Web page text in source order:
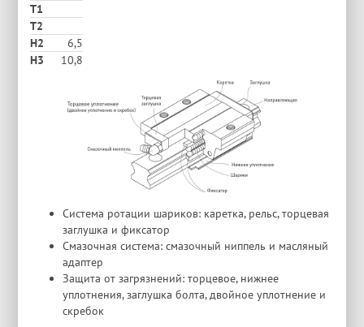
T1
T2
H2
6,5
Н3
10,8
Система ротации шариков: каретка, рельс, торцевая
заглушка и фиксатор
Смазочная система: смазочный ниппель и масляный
адаптер
Защита от загрязнений: торцевое, нижнее
уплотнения, заглушка болта, двойное уплотнение и
скребок